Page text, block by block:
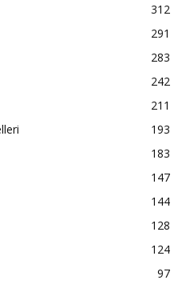
312
291
283
242
211
193
183
147
144
128
124
97